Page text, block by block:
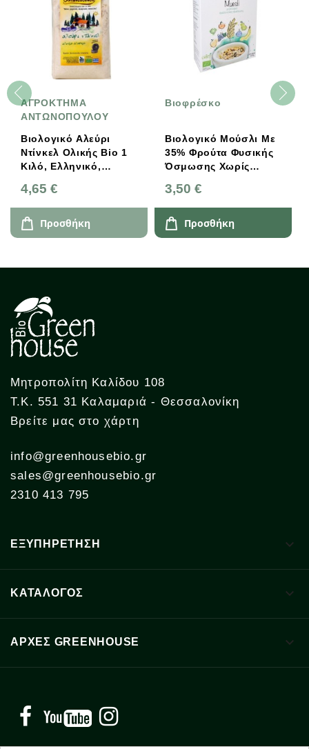
ΑΓΡΟΚΤΗΜΑ
ΑΝΤΩΝΟΠΟΥΛΟΥ
Βιολογικό Αλεύρι
Ντίνκελ Ολικής Bio 1
Κιλό, Ελληνικό,
Αντωνόπουλου
4,65 €
Προσθήκη
Βιοφρέσκο
Βιολογικό Μούσλι Με
35% Φρούτα Φυσικής
Όσμωσης Χωρίς
Βιοφρέσκο
3,50 €
Προσθήκη
Μητροπολίτη Καλίδου 108
Τ.Κ. 551 31 Καλαμαριά - Θεσσαλονίκη
Βρείτε μας στο χάρτη
info@greenhousebio.gr
sales@greenhousebio.gr
2310 413 795
ΕΞΥΠΗΡΕΤΗΣΗ 
ΚΑΤΑΛΟΓΟΣ 
ΑΡΧΈΣ GREENHOUSE 
Facebook YouTube